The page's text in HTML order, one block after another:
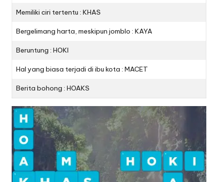
Memiliki ciri tertentu : KHAS
Bergelimang harta, meskipun jomblo : KAYA
Beruntung : HOKI
Hal yang biasa terjadi di ibu kota : MACET
Berita bohong : HOAKS